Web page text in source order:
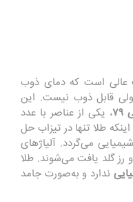
عالی است که دمای ذوب
قابل ذوب نیست. این
۷۹
، یکی از عناصر با عدد
طلا تنها در تیزاب حل
می‌گردد. آلیاژهای
رز گلد یافت می‌شوند. طلا
ندارد و به‌صورت جامد